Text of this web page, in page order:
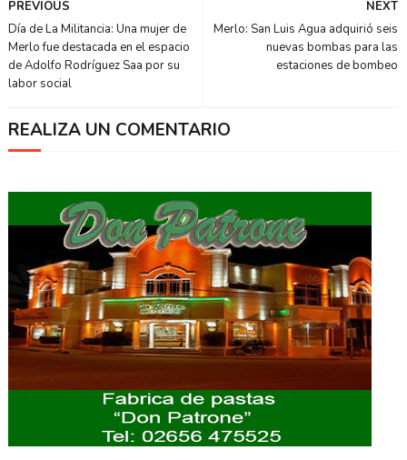
NEXT
Merlo: San Luis Agua adquirió seis
nuevas bombas para las
estaciones de bombeo
PREVIOUS
Día de La Militancia: Una mujer de
Merlo fue destacada en el espacio
de Adolfo Rodríguez Saa por su
labor social
REALIZA UN COMENTARIO